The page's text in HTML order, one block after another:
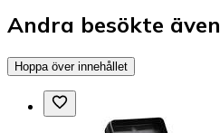
Andra besökte även
Hoppa över innehållet